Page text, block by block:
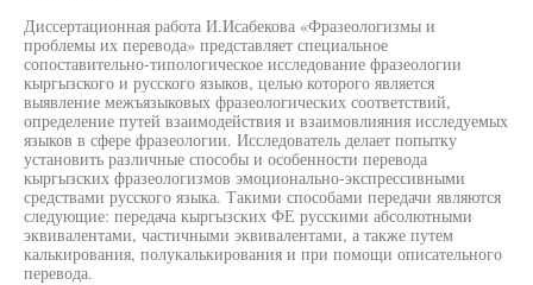
Диссертационная работа И.Исабекова «Фразеологизмы и
проблемы их перевода» представляет специальное
сопоставительно-типологическое исследование фразеологии
кыргызского и русского языков, целью которого является
выявление межъязыковых фразеологических соответствий,
определение путей взаимодействия и взаимовлияния исследуемых
языков в сфере фразеологии. Исследователь делает попытку
установить различные способы и особенности перевода
кыргызских фразеологизмов эмоционально-экспрессивными
средствами русского языка. Такими способами передачи являются
следующие: передача кыргызских ФЕ русскими абсолютными
эквивалентами, частичными эквивалентами, а также путем
калькирования, полукалькирования и при помощи описательного
перевода.